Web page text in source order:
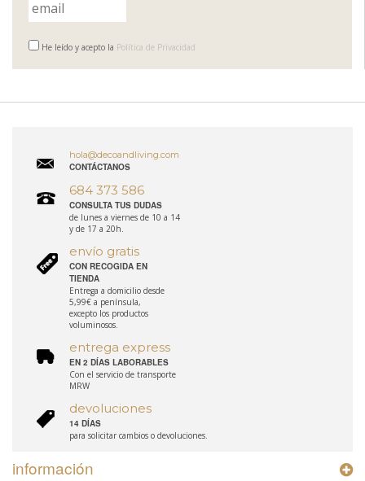
He leído y acepto la Política de Privacidad
hola@decoandliving.com
CONTÁCTANOS
684 373 586
CONSULTA TUS DUDAS
de lunes a viernes de 10 a 14
y de 17 a 20h.
envío gratis
CON RECOGIDA EN
TIENDA
Entrega a domicilio desde
5,99€ a península,
excepto los productos
voluminosos.
entrega express
EN 2 DÍAS LABORABLES
Con el servicio de transporte
MRW
devoluciones
14 DÍAS
para solicitar cambios o devoluciones.
información